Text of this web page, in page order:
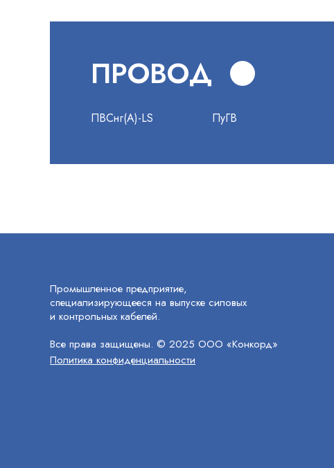
ПРОВОД
ПВСнг(А)-LS ПуГВ
Промышленное предприятие,
специализирующееся на выпуске силовых
и контрольных кабелей.
Все права защищены. © 2025 ООО «Конкорд»
Политика конфиденциальности